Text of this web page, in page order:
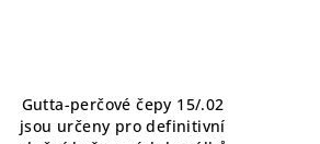
z
5
Gutta-perčové čepy 15/.02
jsou určeny pro definitivní